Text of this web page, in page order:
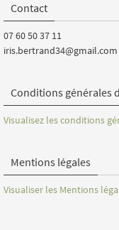
Contact
07 60 50 37 11
iris.bertrand34@gmail.com
Conditions générales
Visualisez les conditions
Mentions légales
Visualiser les Mentions